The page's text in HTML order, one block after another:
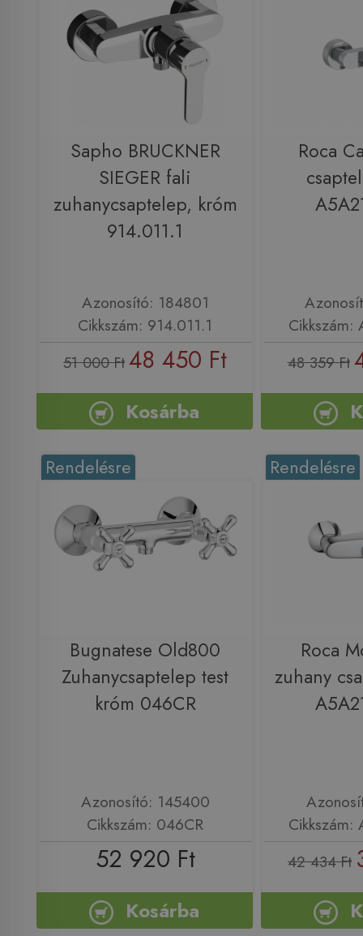
Sapho BRUCKNER
SIEGER fali
zuhanycsaptelep, króm
914.011.1
Azonosító: 184801
Cikkszám: 914.011.1
51 000 Ft48 450 Ft
Kosárba
Roca
Cikkszám:
48 359 Ft
Rendelésre
Bugnatese Old800
Zuhanycsaptelep test
króm 046CR
Azonosító: 145400
Cikkszám: 046CR
52 920 Ft
Kosárba
Rendelésre
Roca
zuhany
42 434 Ft